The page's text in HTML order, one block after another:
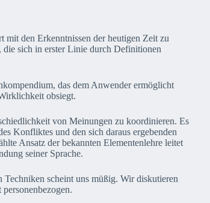
den Erkenntnissen der heutigen Zeit zu
die sich in erster Linie durch Definitionen
das dem Anwender ermöglicht
obsiegt.
von Meinungen zu koordinieren. Es
Konfliktes und den sich daraus ergebenden
Ansatz der bekannten Elementenlehre leitet
seiner Sprache.
Techniken scheint uns müßig. Wir diskutieren